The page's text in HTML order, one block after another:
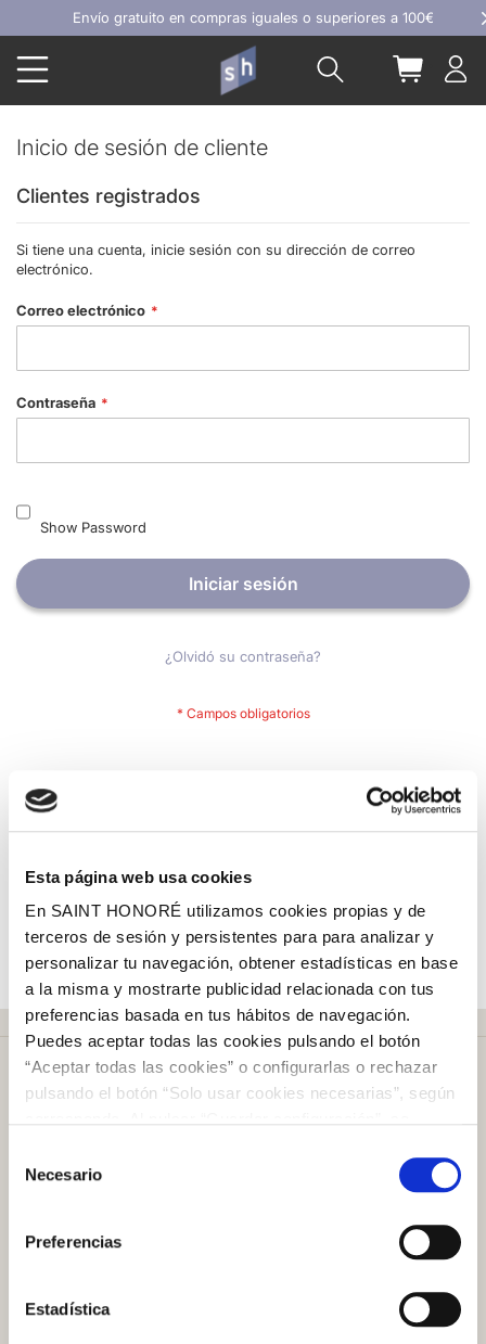
Esta página web usa cookies
En SAINT HONORÉ utilizamos cookies propias y de
terceros de sesión y persistentes para para analizar y
personalizar tu navegación, obtener estadísticas en base
a la misma y mostrarte publicidad relacionada con tus
preferencias basada en tus hábitos de navegación.
Puedes aceptar todas las cookies pulsando el botón
“Aceptar todas las cookies” o configurarlas o rechazar
pulsando el botón “Solo usar cookies necesarias”, según
no has seleccionado ninguna opción, pulsar este botón
equivaldrá a rechazar todas las cookies. Si deseas
obtener más información consulta nuestra Política de
Cookiesaquí
Necesario
Preferencias
Estadística
Ir
al
contenido
Envío gratuito en compras iguales o superiores a 100€
Buscar Mi
Inicio de sesión de cliente
Clientes registrados
Si tiene una cuenta, inicie sesión con su dirección de correo
electrónico.
Correo electrónico
Contraseña
Show Password
Iniciar sesión
¿Olvidó su contraseña?
Crear una cuenta tiene muchos beneficios: Pago más rápido,
más.
Crear una cuenta